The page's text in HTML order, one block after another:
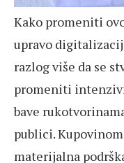
Kako promeniti
upravo
razlog više da se
promeniti
bave
publici.
materijalna